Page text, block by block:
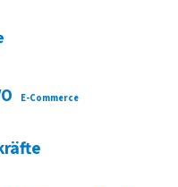
E-Commerce